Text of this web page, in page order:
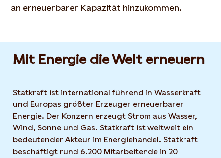
an erneuerbarer Kapazität hinzukommen.
Mit Energie die Welt erneuern
Statkraft ist international führend in Wasserkraft
und Europas größter Erzeuger erneuerbarer
Energie. Der Konzern erzeugt Strom aus Wasser,
Wind, Sonne und Gas. Statkraft ist weltweit ein
bedeutender Akteur im Energiehandel. Statkraft
beschäftigt rund 6.200 Mitarbeitende in 20